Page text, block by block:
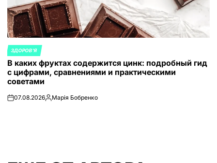
ОПУБЛИКОВАНО
В
ЗДОРОВ'Я
В каких фруктах содержится цинк: подробный гид
с цифрами, сравнениями и практическими
советами
on07.08.2026Запись
Марія Бобренко